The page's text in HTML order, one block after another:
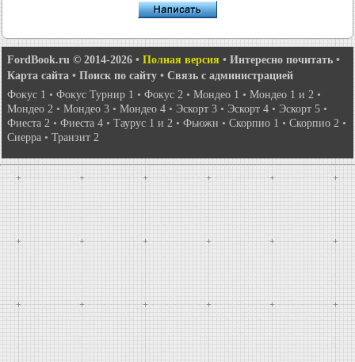
FordBook.ru © 2014-2026 • Полная версия • Интересно почитать •
Карта сайта • Поиск по сайту • Связь с администрацией
Фокус 1 • Фокус Турнир 1 • Фокус 2 • Мондео 1 • Мондео 1 и 2 •
Мондео 2 • Мондео 3 • Мондео 4 • Эскорт 3 • Эскорт 4 • Эскорт 5 •
Фиеста 2 • Фиеста 4 • Таурус 1 и 2 • Фьюжн • Скорпио 1 • Скорпио 2 •
Сиерра • Транзит 2